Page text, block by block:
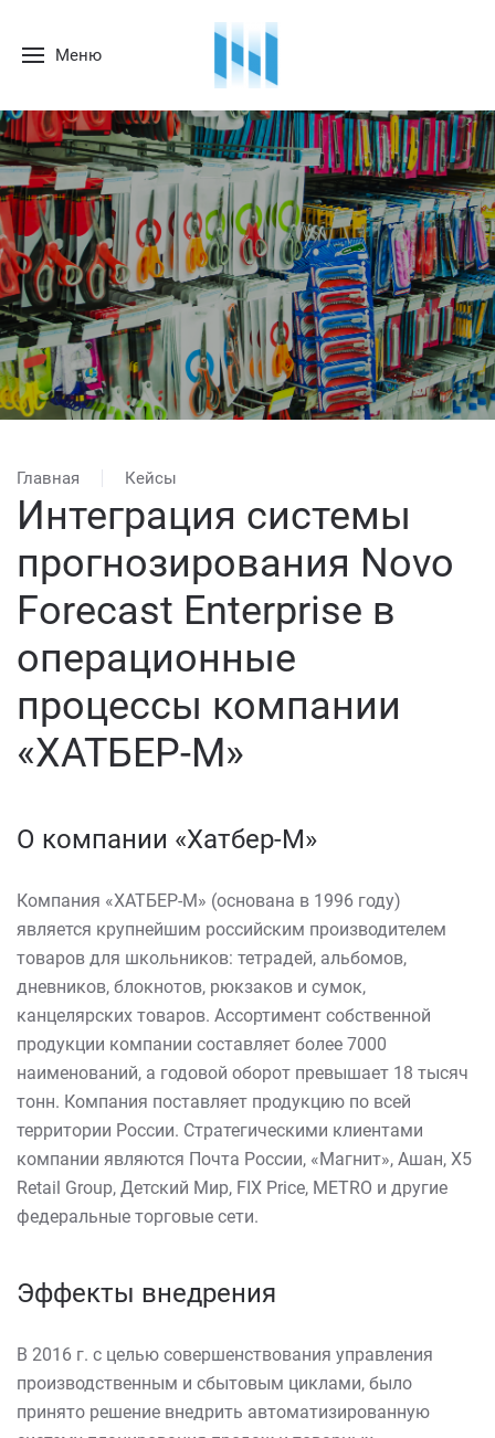
Меню
Главная Кейсы
Интеграция системы
прогнозирования Novo
Forecast Enterprise в
операционные
процессы компании
«ХАТБЕР-М»
О компании «Хатбер-М»
Компания «ХАТБЕР-М» (основана в 1996 году)
является крупнейшим российским производителем
товаров для школьников: тетрадей, альбомов,
дневников, блокнотов, рюкзаков и сумок,
канцелярских товаров. Ассортимент собственной
продукции компании составляет более 7000
наименований, а годовой оборот превышает 18 тысяч
тонн. Компания поставляет продукцию по всей
территории России. Стратегическими клиентами
компании являются Почта России, «Магнит», Ашан, X5
Retail Group, Детский Мир, FIX Price, METRO и другие
федеральные торговые сети.
Эффекты внедрения
В 2016 г. с целью совершенствования управления
производственным и сбытовым циклами, было
принято решение внедрить автоматизированную